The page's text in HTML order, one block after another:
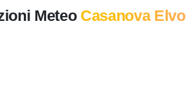
Meteo Casanova Elvo